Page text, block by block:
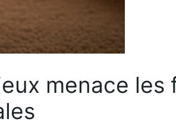
menace les